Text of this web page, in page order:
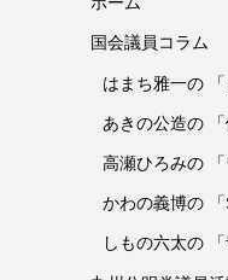
国会議員コラム
はまち雅一の 「
あきの公造の 「
高瀬ひろみの 「
かわの義博の 「
しもの六太の